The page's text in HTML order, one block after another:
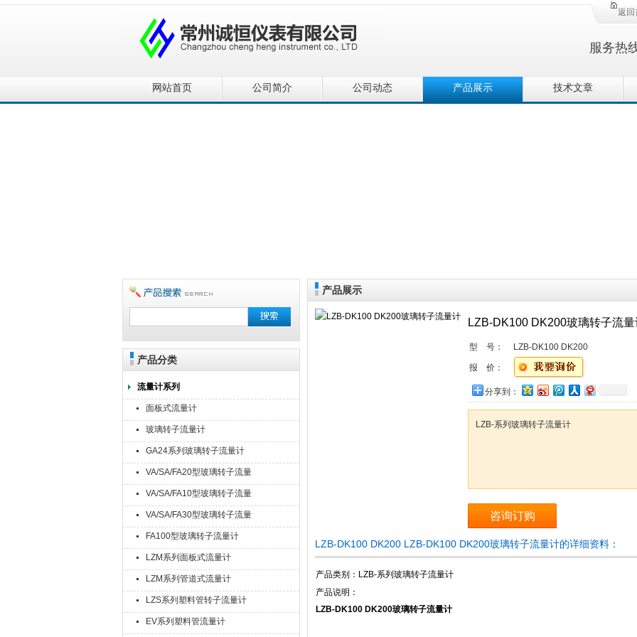
返回
服务热
网站首页 公司简介 公司动态 产品展示 技术文章
产品分类
流量计系列
面板式流量计
玻璃转子流量计
GA24系列玻璃转子流量计
VA/SA/FA20型玻璃转子流量
计
VA/SA/FA10型玻璃转子流量
计
VA/SA/FA30型玻璃转子流量
计
FA100型玻璃转子流量计
LZM系列面板式流量计
LZM系列管道式流量计
LZS系列塑料管转子流量计
EV系列塑料管流量计
产品展示
LZB-DK100 DK200玻璃转子流量
型 号： LZB-DK100 DK200
报 价：
分享到：
LZB-系列玻璃转子流量计
咨询订购
LZB-DK100 DK200 LZB-DK100 DK200玻璃转子流量计的详细资料：
产品类别：LZB-系列玻璃转子流量计
产品说明：
LZB-DK100 DK200玻璃转子流量计